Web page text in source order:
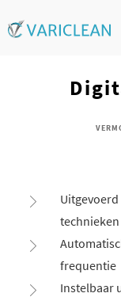
technieken
frequentie
Instelbaar